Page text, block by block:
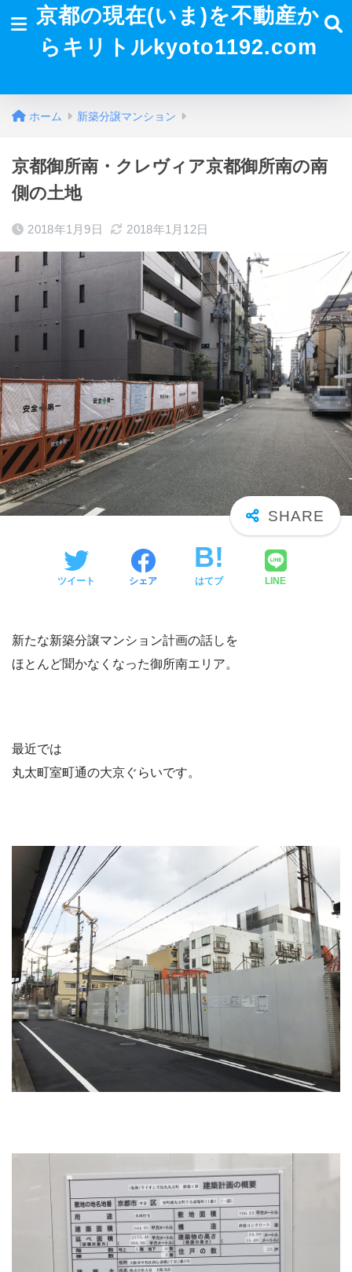
京都の現在(いま)を不動産か
らキリトルkyoto1192.com
ホーム 新築分譲マンション
京都御所南・クレヴィア京都御所南の南
側の土地
2018年1月9日 2018年1月12日
ツイート シェア はてブ LINE
新たな新築分譲マンション計画の話しを
ほとんど聞かなくなった御所南エリア。
最近では
丸太町室町通の大京ぐらいです。